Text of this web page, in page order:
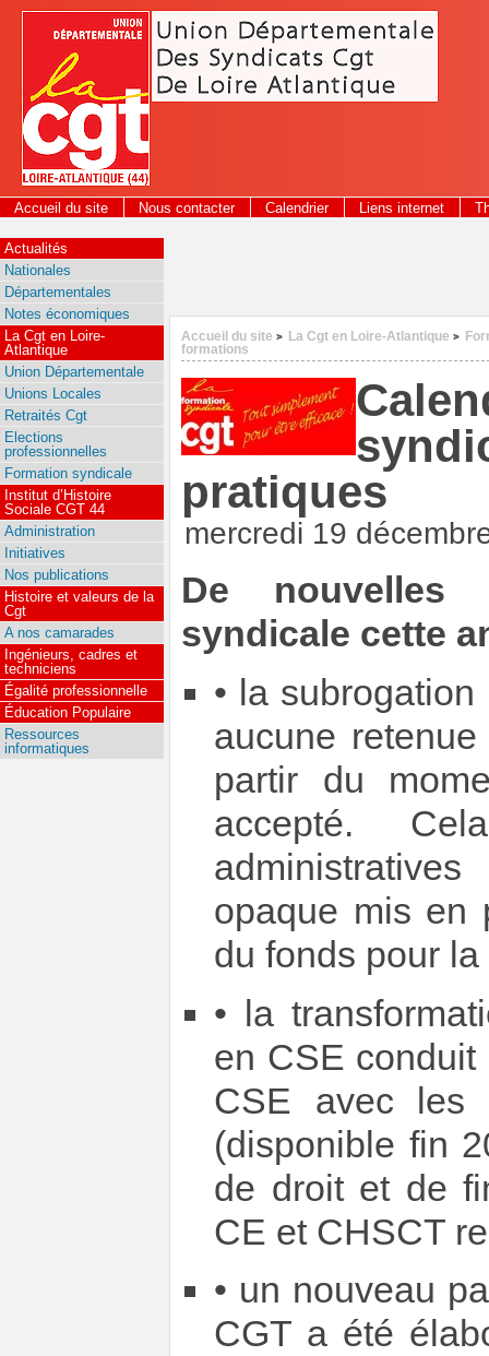
Panneau de gestion des cookies
Accueil du site Nous contacter Calendrier Liens internet
2026
Accueil du site > La Cgt en Loire-Atlantique >
formations
pratiques
mercredi 19
De
syndicale cette
• la
aucune
partir du
accepté.
opaque mis en
du fonds pour
• la
en CSE
CSE avec les
(disponible fin
de droit et de
CE et CHSCT
• un nouveau
CGT a été
Actualités
Nationales
Départementales
Notes économiques
La Cgt en Loire-
Atlantique
Union Départementale
Unions Locales
Retraités Cgt
Elections
professionnelles
Formation syndicale
Institut d’Histoire
Sociale CGT 44
Administration
Initiatives
Nos publications
Histoire et valeurs de la
Cgt
A nos camarades
Ingénieurs, cadres et
techniciens
Égalité professionnelle
Éducation Populaire
Ressources
informatiques